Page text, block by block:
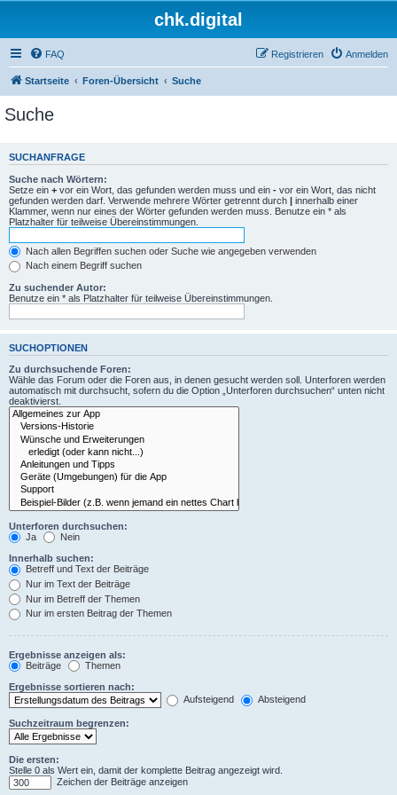
chk.digital
FAQ Anmelden
Registrieren
Startseite Foren-Übersicht Suche
Suche
SUCHANFRAGE
Suche nach Wörtern:
Setze ein + vor ein Wort, das gefunden werden muss und ein - vor ein Wort, das nicht
gefunden werden darf. Verwende mehrere Wörter getrennt durch | innerhalb einer
Klammer, wenn nur eines der Wörter gefunden werden muss. Benutze ein * als
Platzhalter für teilweise Übereinstimmungen.
Nach allen Begriffen suchen oder Suche wie angegeben verwenden
Nach einem Begriff suchen
Zu suchender Autor:
Benutze ein * als Platzhalter für teilweise Übereinstimmungen.
SUCHOPTIONEN
Zu durchsuchende Foren:
Wähle das Forum oder die Foren aus, in denen gesucht werden soll. Unterforen werden
automatisch mit durchsucht, sofern du die Option „Unterforen durchsuchen“ unten nicht
deaktivierst.
Unterforen durchsuchen:
Ja
Nein
Innerhalb suchen:
Betreff und Text der Beiträge
Nur im Text der Beiträge
Nur im Betreff der Themen
Nur im ersten Beitrag der Themen
Ergebnisse anzeigen als:
Beiträge
Themen
Ergebnisse sortieren nach:
Aufsteigend
Absteigend
Suchzeitraum begrenzen:
Die ersten:
Stelle 0 als Wert ein, damit der komplette Beitrag angezeigt wird.
Zeichen der Beiträge anzeigen